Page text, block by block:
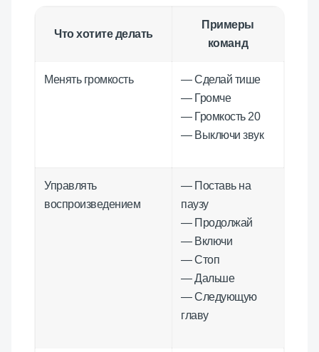
Что хотите делать
Примеры
команд
Менять громкость
— Сделай тише
— Громче
— Громкость 20
— Выключи звук
Управлять
воспроизведением
— Поставь на
паузу
— Продолжай
— Включи
— Стоп
— Дальше
— Следующую
главу